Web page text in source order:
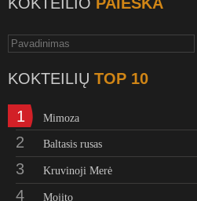
KOKTEILIŲ TOP 10
1 Mimoza
2 Baltasis rusas
3 Kruvinoji Merė
4 Mojito